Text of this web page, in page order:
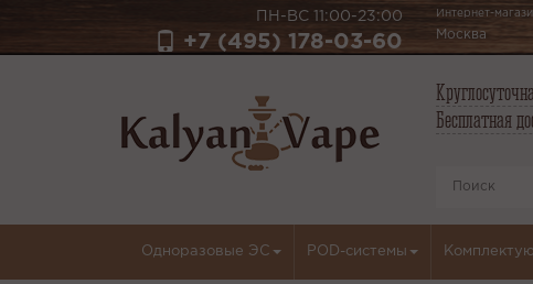
ПН-ВС 11:00-23:00
+7 (495) 178-03-60
Интернет-
Москва
Бесплатная
Одноразовые ЭС POD-системы